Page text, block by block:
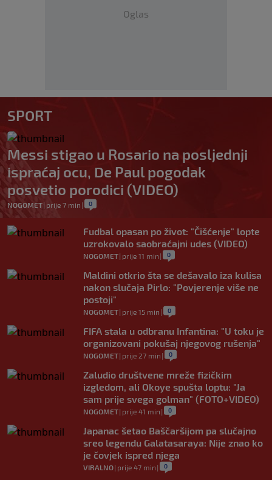
Oglas
SPORT
Messi stigao u Rosario na posljednji
ispraćaj ocu, De Paul pogodak
posvetio porodici (VIDEO)
NOGOMET| prije 7 min | 0
Fudbal opasan po život: "Čišćenje" lopte
uzrokovalo saobraćajni udes (VIDEO)
NOGOMET| prije 11 min | 0
Maldini otkrio šta se dešavalo iza kulisa
nakon slučaja Pirlo: "Povjerenje više ne
postoji"
NOGOMET| prije 15 min | 0
FIFA stala u odbranu Infantina: "U toku je
organizovani pokušaj njegovog rušenja"
NOGOMET| prije 27 min | 0
Zaludio društvene mreže fizičkim
izgledom, ali Okoye spušta loptu: "Ja
sam prije svega golman" (FOTO+VIDEO)
NOGOMET| prije 41 min | 0
Japanac šetao Baščaršijom pa slučajno
sreo legendu Galatasaraya: Nije znao ko
je čovjek ispred njega
VIRALNO| prije 47 min | 0